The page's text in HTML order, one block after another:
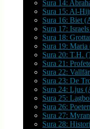
Sura 14:
Sura 15: Al-
Sura 16: Biet
Sura 17:
Sura 18:
Sura 19:
Sura 20: T.H.
Sura 21:
Sura 22:
Sura 23: De
Sura 24: Ljus
Sura 25:
Sura 26:
Sura 27:
Sura 28: